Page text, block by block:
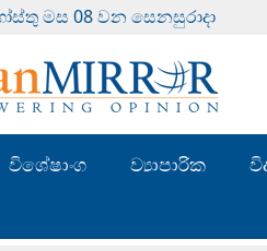
මස 08 වන සෙනසුරාදා
විශේෂාංග ව්‍යාපාරික